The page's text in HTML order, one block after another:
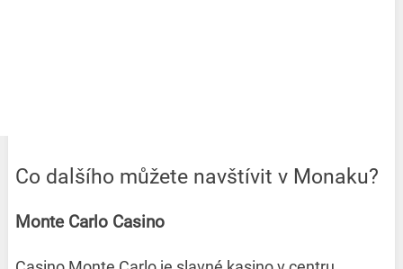
Co dalšího můžete navštívit v Monaku?
Monte Carlo Casino